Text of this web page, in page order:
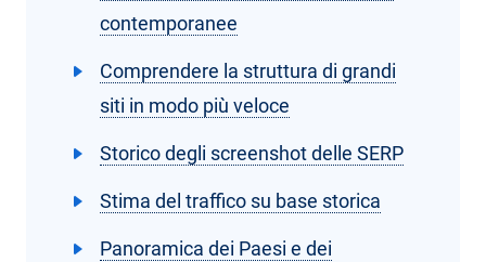
contemporanee
Comprendere la struttura di grandi
siti in modo più veloce
Storico degli screenshot delle SERP
Stima del traffico su base storica
Panoramica dei Paesi e dei